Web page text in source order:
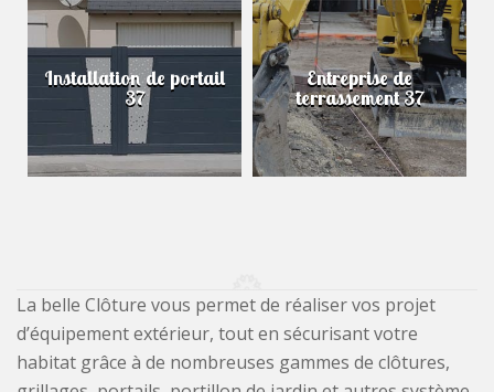
Installation de portail
37
Entreprise de
terrassement 37
La belle Clôture vous permet de réaliser vos projet
d’équipement extérieur, tout en sécurisant votre
habitat grâce à de nombreuses gammes de clôtures,